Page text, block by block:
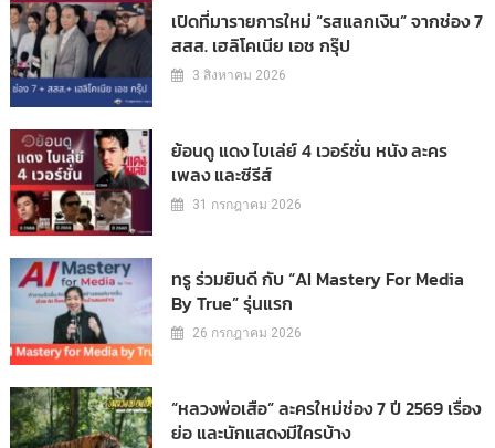
เปิดที่มารายการใหม่ “รสแลกเงิน” จากช่อง 7
สสส. เฮลิโคเนีย เอช กรุ๊ป
3 สิงหาคม 2026
ย้อนดู แดง ไบเล่ย์ 4 เวอร์ชั่น หนัง ละคร
เพลง และซีรีส์
31 กรกฎาคม 2026
ทรู ร่วมยินดี กับ “AI Mastery For Media
By True” รุ่นแรก
26 กรกฎาคม 2026
“หลวงพ่อเสือ” ละครใหม่ช่อง 7 ปี 2569 เรื่อง
ย่อ และนักแสดงมีใครบ้าง